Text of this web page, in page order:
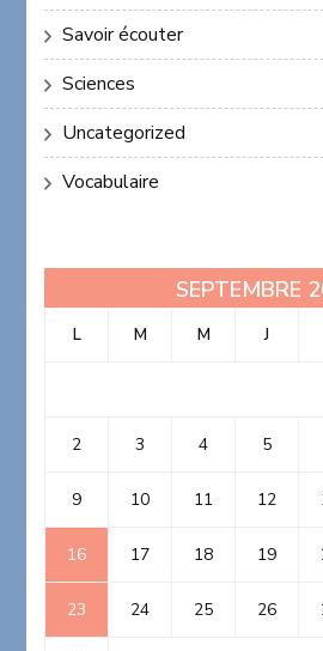
Savoir écouter
Sciences
Uncategorized
Vocabulaire
SEPTEMBRE
L M M J
2 3 4 5
9 10 11 12
16 17 18 19
23 24 25 26